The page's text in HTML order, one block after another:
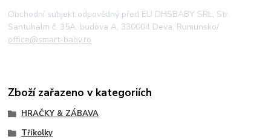
Obchodní subjekt odpovědný před EU DHSBABY SRL, Str.
Santuhalm č. 35A, budova A, 330004 Deva, Rumunsko/
office@smart-baby.ro
Zboží zařazeno v kategoriích
HRAČKY & ZÁBAVA
Tříkolky